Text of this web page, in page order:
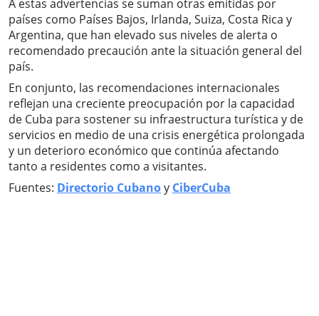
A estas advertencias se suman otras emitidas por
países como Países Bajos, Irlanda, Suiza, Costa Rica y
Argentina, que han elevado sus niveles de alerta o
recomendado precaución ante la situación general del
país.
En conjunto, las recomendaciones internacionales
reflejan una creciente preocupación por la capacidad
de Cuba para sostener su infraestructura turística y de
servicios en medio de una crisis energética prolongada
y un deterioro económico que continúa afectando
tanto a residentes como a visitantes.
Fuentes: Directorio Cubanoy CiberCuba